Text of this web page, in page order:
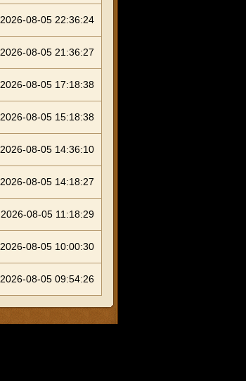
2026-08-05 22:36:24
2026-08-05 21:36:27
2026-08-05 17:18:38
2026-08-05 15:18:38
2026-08-05 14:36:10
2026-08-05 14:18:27
2026-08-05 11:18:29
2026-08-05 10:00:30
2026-08-05 09:54:26